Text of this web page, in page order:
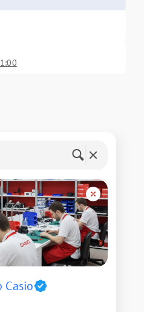
Casio